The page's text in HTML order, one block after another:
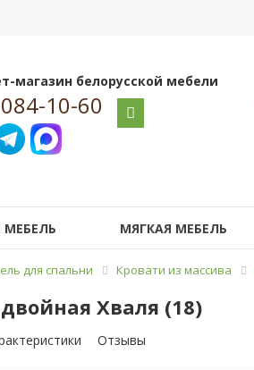
магазин белорусской мебели
10-60
МЕБЕЛЬ МЯГКАЯ МЕБЕЛЬ
для спальни Кровати из массива
Хваля (18)
Отзывы